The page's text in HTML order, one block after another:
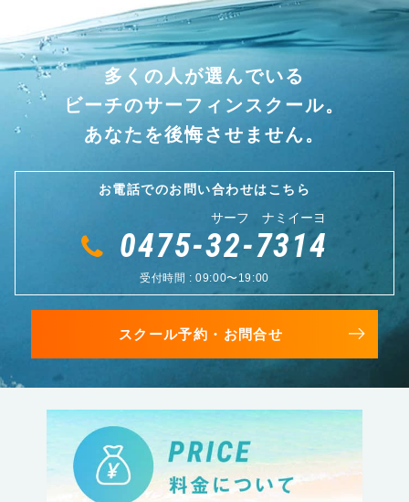
多くの人が選んでいる
ビーチのサーフィンスクール。
あなたを後悔させません。
お電話でのお問い合わせはこちら
サーフ ナミイーヨ
0475-32-7314
受付時間 : 09:00〜19:00
スクール予約・お問合せ